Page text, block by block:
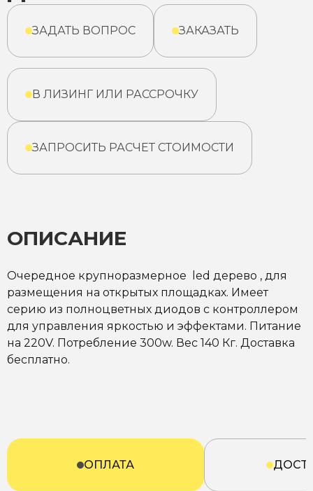
ЗАДАТЬ ВОПРОС ЗАКАЗАТЬ
В ЛИЗИНГ ИЛИ РАССРОЧКУ
ЗАПРОСИТЬ РАСЧЕТ СТОИМОСТИ
ОПИСАНИЕ
Очередное крупноразмерное led дерево , для
размещения на открытых площадках. Имеет
серию из полноцветных диодов с контроллером
для управления яркостью и эффектами. Питание
на 220V. Потребление 300w. Вес 140 Кг. Доставка
бесплатно.
ОПЛАТА